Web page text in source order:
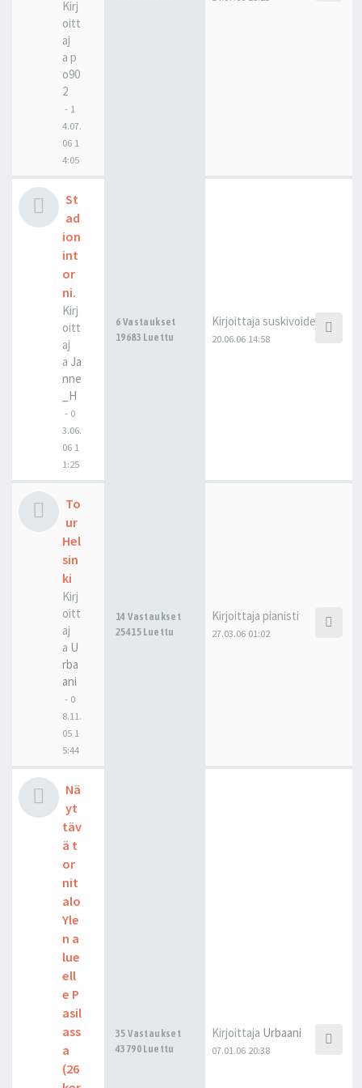
Kirj
oitt
aj
a p
o90
2
- 1
4.07.
06 1
4:05
St
ad
ion
int
or
ni.
Kirj
oitt
aj
a Ja
nne
_H
- 0
3.06.
06 1
1:25
6 Vastaukset
19683 Luettu
Kirjoittaja suskivoide
20.06.06 14:58
To
ur
Hel
sin
ki
Kirj
oitt
aj
a U
rba
ani
- 0
8.11.
05 1
5:44
14 Vastaukset
25415 Luettu
Kirjoittaja pianisti
27.03.06 01:02
Nä
yt
täv
ä t
or
nit
alo
Yle
n a
lue
ell
e P
asil
ass
a
(26
35 Vastaukset
43790 Luettu
Kirjoittaja Urbaani
07.01.06 20:38